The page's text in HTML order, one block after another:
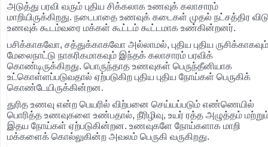
அடுத்து பரவி வரும் புதிய சிக்கலாக உணவுக் கலாசாரம்
மாறியிருக்கிறது. நடைபாதை உணவுக் கடைகள் முதல் நட்சத்திர
உணவுக் கூடம்வரை மக்கள் கூட்டம் கூட்டமாக உண்கின்றனர்.
பசிக்காகவோ, சத்துக்காகவோ அல்லாமல், புதிய புதிய
மேலைநாட்டு நாகரிகமாகவும் இந்தக் கலாசாரம் பரவிக்
கொண்டிருக்கிறது. பொருந்தாத உணவுகள் பெருந்தீனியாக
உட்கொள்ளப்படுவதால் ஏற்படுகிற புதிய புதிய நோய்கள் பெருகிக்
கொண்டேயிருக்கின்றன.
துரித உணவு என்ற பெயரில் விற்பனை செய்யப்படும் எண்ணெயில்
பொரித்த உணவுகளை உண்பதால், நீரிழிவு, உயர் ரத்த அழுத்தம்
இதய நோய்கள் ஏற்படுகின்றன. உணவுகளே நோய்களாக மாறி
மக்களைக் கொல்லுகின்ற அவலம் பெருகி வருகிறது.